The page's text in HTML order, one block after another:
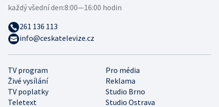
TV program
Pro média
Živé vysílání
Reklama
TV poplatky
Studio Brno
Teletext
Studio Ostrava
každý všední den:8:00—16:00 hodin
261 136 113
info@ceskatelevize.cz